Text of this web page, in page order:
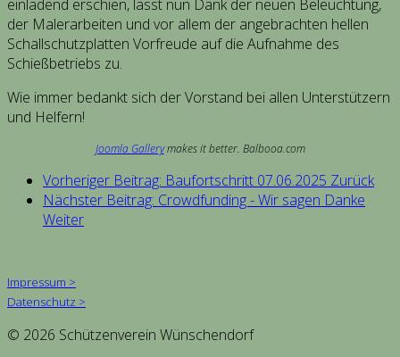
einladend erschien, lässt nun Dank der neuen Beleuchtung,
der Malerarbeiten und vor allem der angebrachten hellen
Schallschutzplatten Vorfreude auf die Aufnahme des
Schießbetriebs zu.
Wie immer bedankt sich der Vorstand bei allen Unterstützern
und Helfern!
Joomla Gallerymakes it better. Balbooa.com
Vorheriger Beitrag: Baufortschritt 07.06.2025 Zurück
Nächster Beitrag: Crowdfunding - Wir sagen Danke
Weiter
Impressum >
Datenschutz >
© 2026 Schützenverein Wünschendorf